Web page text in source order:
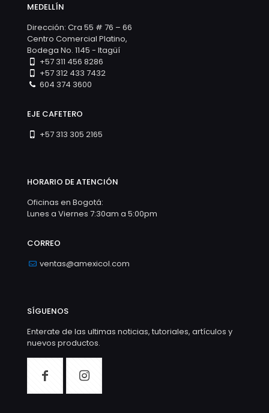
MEDELLÍN
Dirección: Cra 55 # 76 – 66
Centro Comercial Platino,
Bodega No. 1145 - Itagüí
+57 311 456 8286
+57 312 433 7432
604 374 3600
EJE CAFETERO
+57 313 305 2165
HORARIO DE ATENCIÓN
Oficinas en Bogotá:
Lunes a Viernes 7:30am a 5:00pm
CORREO
ventas@amexicol.com
SÍGUENOS
Enterate de las ultimas noticias, tutoriales, artículos y
nuevos productos.